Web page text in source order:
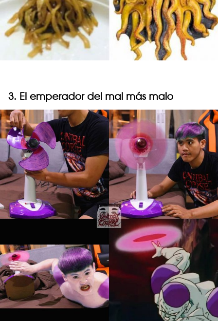
3. El emperador del mal más malo